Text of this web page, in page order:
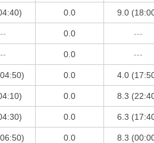
0.0 9.0
0.0 ---
0.0 ---
0.0 4.0
0.0 8.3
0.0 6.3
0.0 8.3